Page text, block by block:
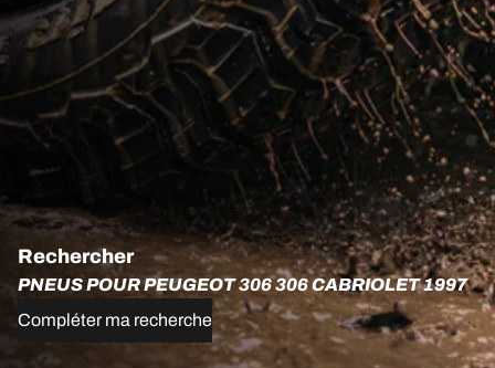
Rechercher
PNEUS POUR PEUGEOT 306 306 CABRIOLET 1997
Compléter ma recherche